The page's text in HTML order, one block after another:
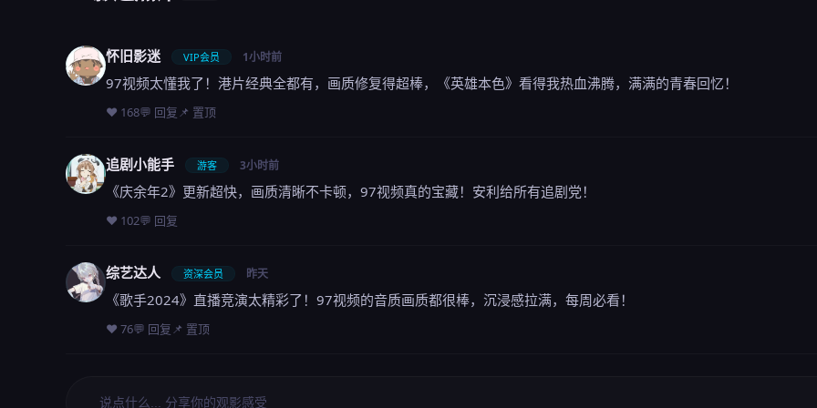
怀旧影迷 VIP会员 1小时前
97视频太懂我了！港片经典全都有，画质修复得超棒，《英雄本色》看得我热血沸腾，满满的青春回忆！
❤️ 168💬 回复📌 置顶
追剧小能手 游客 3小时前
《庆余年2》更新超快，画质清晰不卡顿，97视频真的宝藏！安利给所有追剧党！
❤️ 102💬 回复
综艺达人 资深会员 昨天
《歌手2024》直播竞演太精彩了！97视频的音质画质都很棒，沉浸感拉满，每周必看！
❤️ 76💬 回复📌 置顶